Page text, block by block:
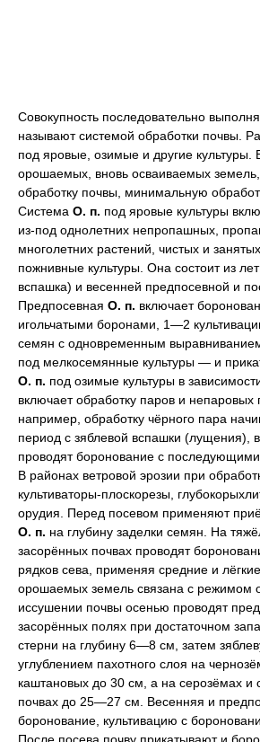
Совокупность последовательно
называют системой обработки почвы.
под яровые, озимые и другие культуры.
орошаемых, вновь осваиваемых
обработку почвы, минимальную
Система О. п. под яровые культуры
из-под однолетних непропашных,
многолетних растений, чистых и
пожнивные культуры. Она состоит из
вспашка) и весенней предпосевной и
Предпосевная О. п. включает
игольчатыми боронами, 1—2
семян с одновременным
под мелкосемянные культуры — и
О. п. под озимые культуры в
включает обработку паров и непаровых
например, обработку чёрного пара
период с зяблевой вспашки (лущения),
проводят боронование с
В районах ветровой эрозии при
культиваторы-плоскорезы,
орудия. Перед посевом применяют
О. п. на глубину заделки семян. На
засорённых почвах проводят
рядков сева, применяя средние и
орошаемых земель связана с режимом
иссушении почвы осенью проводят
засорённых полях при достаточном
стерни на глубину 6—8 см, затем
углублением пахотного слоя на
каштановых до 30 см, а на серозёмах и
почвах до 25—27 см. Весенняя и
боронование, культивацию с